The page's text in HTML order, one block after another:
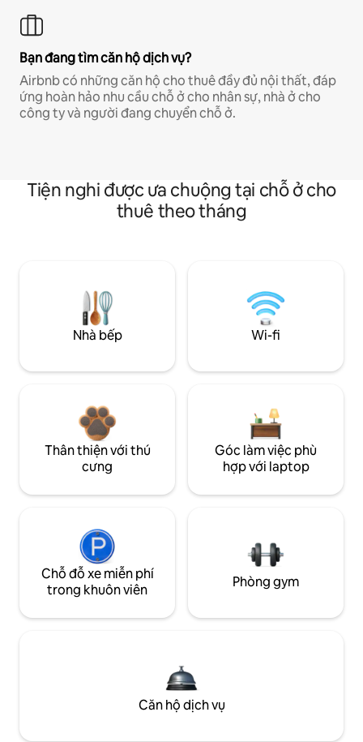
Bạn đang tìm căn hộ dịch vụ?
Airbnb có những căn hộ cho thuê đầy đủ nội thất, đáp
ứng hoàn hảo nhu cầu chỗ ở cho nhân sự, nhà ở cho
công ty và người đang chuyển chỗ ở.
Tiện nghi được ưa chuộng tại chỗ ở cho
thuê theo tháng
Nhà bếp Wi-fi
Thân thiện với thú
cưng
Góc làm việc phù
hợp với laptop
Chỗ đỗ xe miễn phí
trong khuôn viên
Phòng gym
Căn hộ dịch vụ